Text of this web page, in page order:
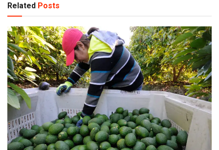
Related Posts